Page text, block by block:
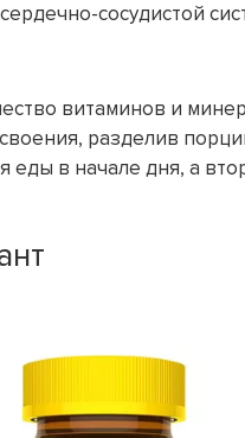
сосудистой
витаминов и
разделив
еды в начале дня, а